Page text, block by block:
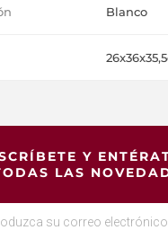
Blanco
Y
LAS